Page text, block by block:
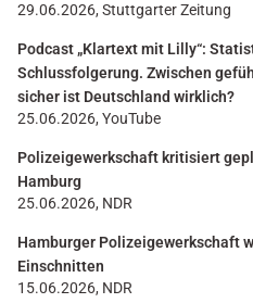
29.06.2026, Stuttgarter Zeitung
Podcast „Klartext mit Lilly“:
Schlussfolgerung. Zwischen
sicher ist Deutschland wirklich?
25.06.2026, YouTube
Polizeigewerkschaft kritisiert
Hamburg
25.06.2026, NDR
Hamburger Polizeigewerkschaft
Einschnitten
15.06.2026, NDR